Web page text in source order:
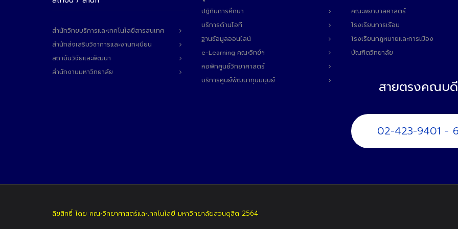
สำนักวิทยบริการและเทคโนโลยีสารสนเทศ
สำนักส่งเสริมวิชาการและงานทะเบียน
สถาบันวิจัยและพัฒนา
สำนักงานมหาวิทยาลัย
ปฏิทินการศึกษา
บริการด้านไอที
ฐานข้อมูลออนไลน์
e-Learning คณะวิทย์ฯ
หอพักศูนย์วิทยาศาสตร์
บริการศูนย์พัฒนาทุนมนุษย์
คณะพยาบาลศาสตร์
โรงเรียนการเรือน
โรงเรียนกฎหมายและการเมือง
บัณฑิตวิทยาลัย
สายตรงคณบดี
02-423-9401 -
ลิขสิทธิ์ โดย คณะวิทยาศาสตร์และเทคโนโลยี มหาวิทยาลัยสวนดุสิต 2564